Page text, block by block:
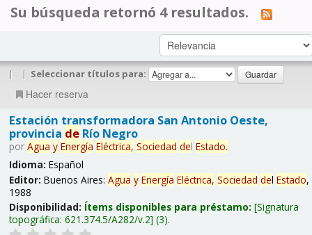
Su búsqueda retornó 4 resultados.
| | Seleccionar títulos para:
Hacer reserva
Estación transformadora San Antonio Oeste,
provincia deRío Negro
por Agua y Energía Eléctrica, Sociedad del Estado.
Idioma: Español
Editor: Buenos Aires: Agua y Energía Eléctrica, Sociedad del Estado,
1988
Disponibilidad: Ítems disponibles para préstamo: Signatura
topográfica: 621.374.5/A282/v.2 (3).